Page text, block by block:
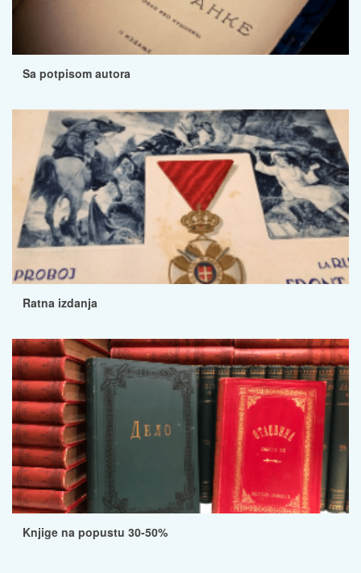
Sa potpisom autora
Ratna izdanja
Knjige na popustu 30-50%